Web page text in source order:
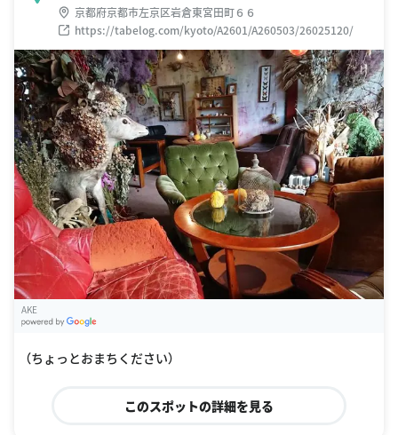
京都府京都市左京区岩倉東宮田町６６
https://tabelog.com/kyoto/A2601/A260503/26025120/
AKE
（ちょっとおまちください）
このスポットの詳細を見る